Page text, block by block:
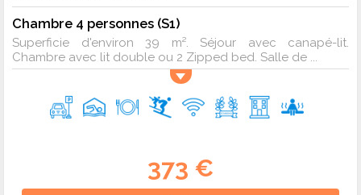
Chambre 4 personnes (S1)
Superficie d'environ 39 m². Séjour avec canapé-lit.
Chambre avec lit double ou 2 Zipped bed. Salle de ...
373 €